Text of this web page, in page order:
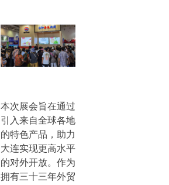
本次展会旨在通过
引入来自全球各地
的特色产品，助力
大连实现更高水平
的对外开放。作为
拥有三十三年外贸